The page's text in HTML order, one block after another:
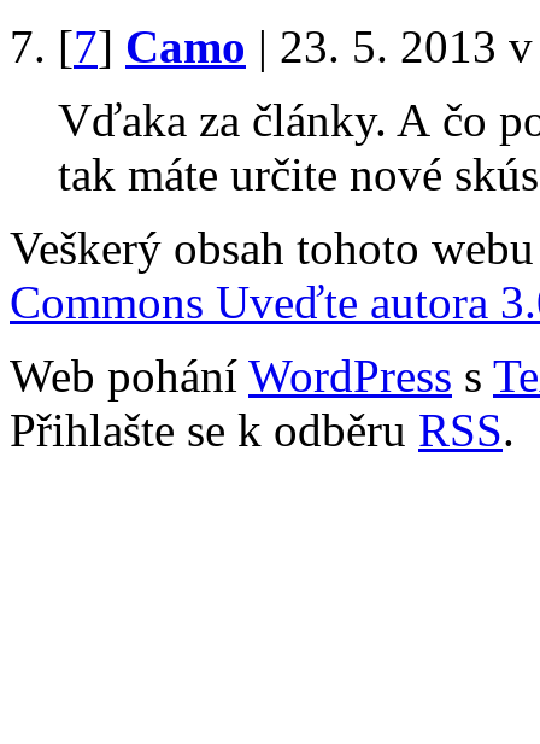
[7] Camo | 23. 5. 2013
Vďaka za články. A čo
tak máte určite nové
Veškerý obsah tohoto
Commons Uveďte autora
Web pohání WordPress s
Přihlašte se k odběru RSS.